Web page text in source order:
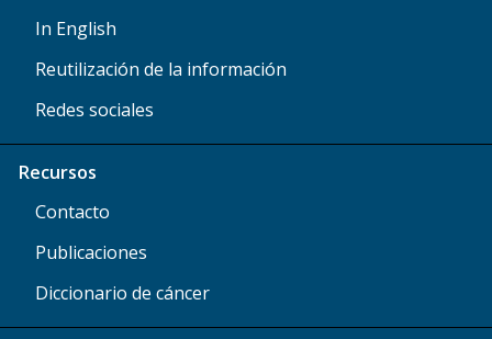
In English
Reutilización de la información
Redes sociales
Recursos
Contacto
Publicaciones
Diccionario de cáncer